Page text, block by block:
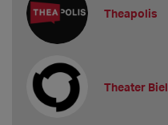
Theapolis
Theater